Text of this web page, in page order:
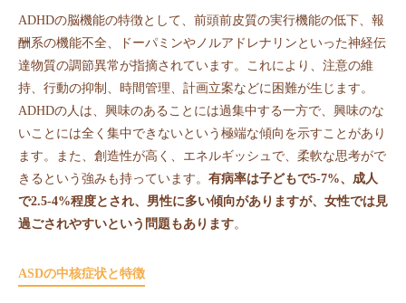
ADHDの脳機能の特徴として、前頭前皮質の実行機能の低下、報
酬系の機能不全、ドーパミンやノルアドレナリンといった神経伝
達物質の調節異常が指摘されています。これにより、注意の維
持、行動の抑制、時間管理、計画立案などに困難が生じます。
ADHDの人は、興味のあることには過集中する一方で、興味のな
いことには全く集中できないという極端な傾向を示すことがあり
ます。また、創造性が高く、エネルギッシュで、柔軟な思考がで
きるという強みも持っています。 有病率は子どもで5-7%、成人
で2.5-4%程度とされ、男性に多い傾向がありますが、女性では見
過ごされやすいという問題もあります。
ASDの中核症状と特徴